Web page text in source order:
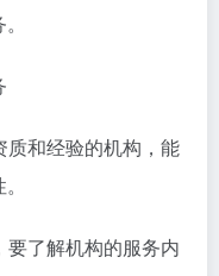
质和经验的机构，能
了解机构的服务内